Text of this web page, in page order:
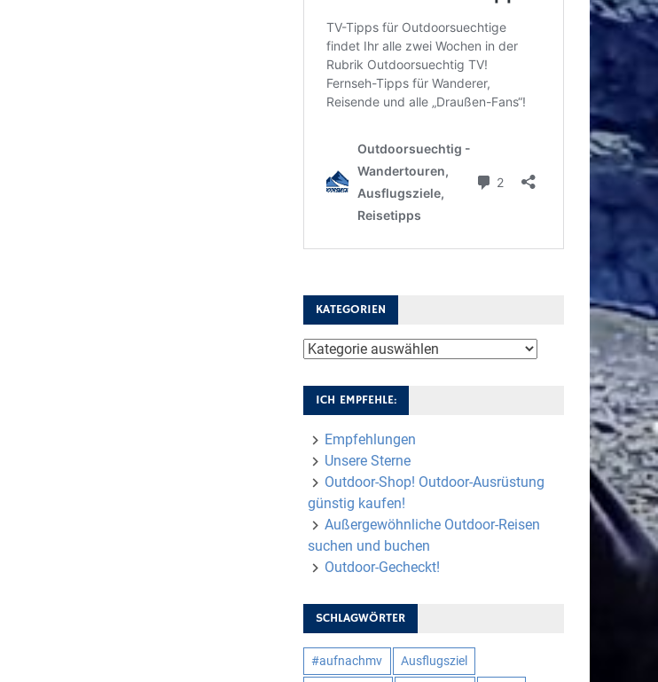
KATEGORIEN
Kategorien
ICH EMPFEHLE:
Empfehlungen
Unsere Sterne
Outdoor-Shop! Outdoor-Ausrüstung
günstig kaufen!
Außergewöhnliche Outdoor-Reisen
suchen und buchen
Outdoor-Gecheckt!
SCHLAGWÖRTER
#aufnachmv Ausflugsziel